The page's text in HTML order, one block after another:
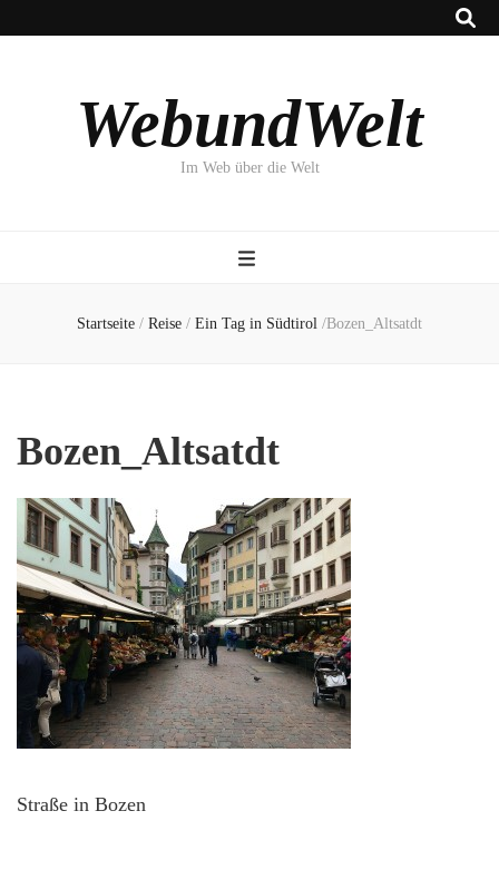
WebundWelt
Im Web über die Welt
Startseite / Reise / Ein Tag in Südtirol /Bozen_Altsatdt
Bozen_Altsatdt
Straße in Bozen